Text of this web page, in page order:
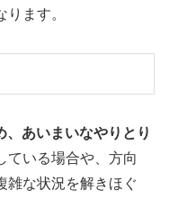
ます。
、あいまいなやりとり
ている場合や、方向
雑な状況を解きほぐ